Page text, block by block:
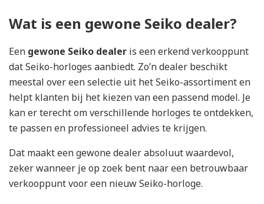
Wat is een gewone Seiko dealer?
Een gewone Seiko dealer is een erkend verkooppunt
dat Seiko-horloges aanbiedt. Zo’n dealer beschikt
meestal over een selectie uit het Seiko-assortiment en
helpt klanten bij het kiezen van een passend model. Je
kan er terecht om verschillende horloges te ontdekken,
te passen en professioneel advies te krijgen.
Dat maakt een gewone dealer absoluut waardevol,
zeker wanneer je op zoek bent naar een betrouwbaar
verkooppunt voor een nieuw Seiko-horloge.